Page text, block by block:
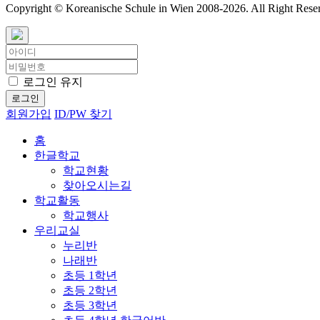
Copyright © Koreanische Schule in Wien 2008-2026. All Right
로그인 유지
로그인
회원가입 ID/PW 찾기
홈
한글학교
학교현황
찾아오시는길
학교활동
학교행사
우리교실
누리반
나래반
초등 1학년
초등 2학년
초등 3학년